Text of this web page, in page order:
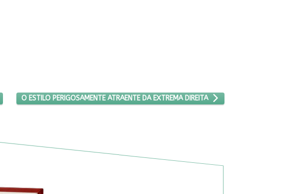
BRASILEIRA
PRÓXIMO ARTIGO: O ESTILO PERIGOSAMENTE ATRAENTE DA EXTREMA DIREITA
O ESTILO PERIGOSAMENTE ATRAENTE DA EXTREMA DIREITA